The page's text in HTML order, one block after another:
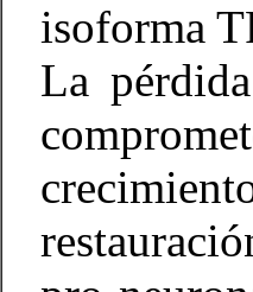
isoforma
La